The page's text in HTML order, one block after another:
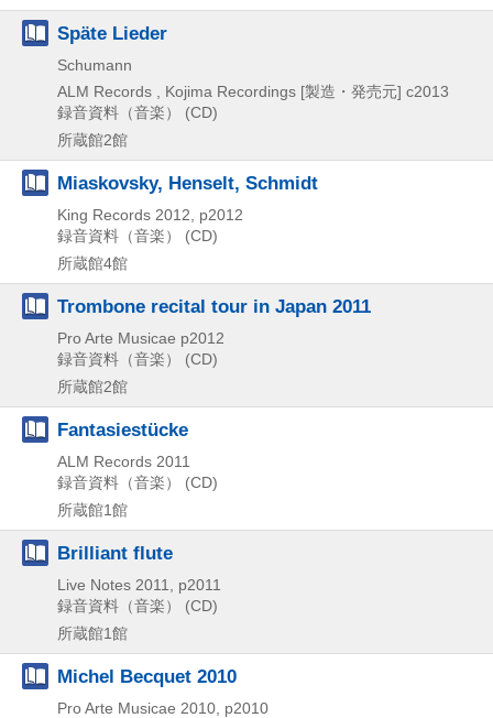
Späte Lieder
Schumann
ALM Records , Kojima Recordings [製造・発売元] c2013
録音資料（音楽） (CD)
所蔵館2館
Miaskovsky, Henselt, Schmidt
King Records 2012, p2012
録音資料（音楽） (CD)
所蔵館4館
Trombone recital tour in Japan 2011
Pro Arte Musicae p2012
録音資料（音楽） (CD)
所蔵館2館
Fantasiestücke
ALM Records 2011
録音資料（音楽） (CD)
所蔵館1館
Brilliant flute
Live Notes 2011, p2011
録音資料（音楽） (CD)
所蔵館1館
Michel Becquet 2010
Pro Arte Musicae 2010, p2010